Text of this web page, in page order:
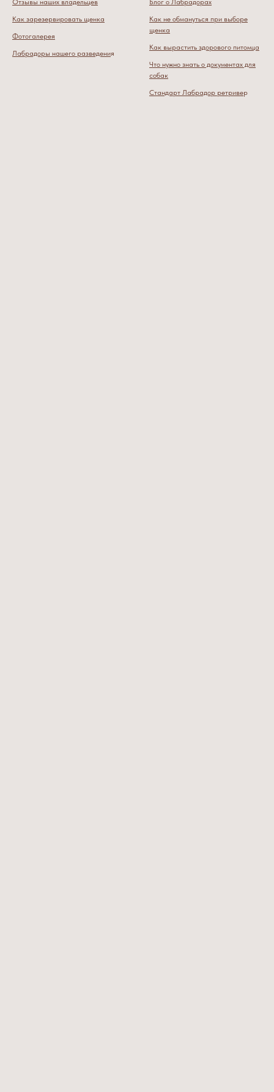
Как зарезервировать щенка
Фотогалерея
Лабрадоры нашего разведения
Как не обмануться при выборе
щенка
Как вырастить здорового питомца
Что нужно знать о документах для
собак
Стандарт Лабрадор ретривер